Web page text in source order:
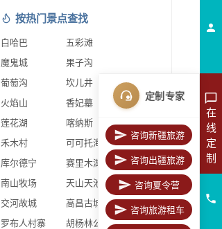
按热门景点查找
白哈巴
五彩滩
魔鬼城
果子沟
葡萄沟
坎儿井
火焰山
香妃墓
莲花湖
喀纳斯
禾木村
可可托海
库尔德宁
赛里木湖
南山牧场
天山天池
交河故城
高昌古城
罗布人村寨
胡杨林公园
在
线
定
制
定制专家
咨询新疆旅游
咨询出疆旅游
咨询夏令营
咨询旅游租车